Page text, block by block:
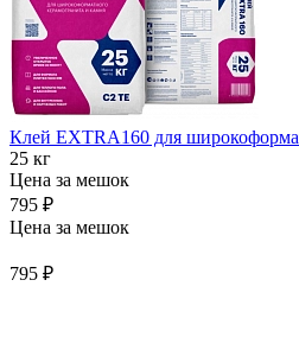
Клей EXTRA160 для
25 кг
Цена за мешок
795 ₽
Цена за мешок
795 ₽